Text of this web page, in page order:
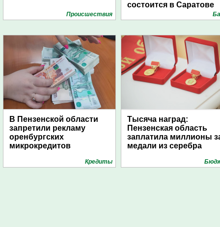
Проиcшествия
состоится в Саратове
В Пензенской области
запретили рекламу
оренбургских
микрокредитов
Кредиты
Тысяча наград:
Пензенская область
заплатила миллионы
медали из серебра